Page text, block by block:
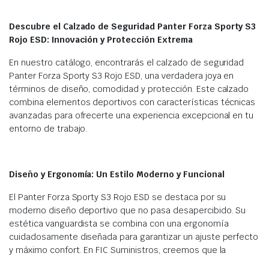
Descubre el Calzado de Seguridad Panter Forza Sporty S3
Rojo ESD: Innovación y Protección Extrema
En nuestro catálogo, encontrarás el calzado de seguridad
Panter Forza Sporty S3 Rojo ESD, una verdadera joya en
términos de diseño, comodidad y protección. Este calzado
combina elementos deportivos con características técnicas
avanzadas para ofrecerte una experiencia excepcional en tu
entorno de trabajo.
Diseño y Ergonomía: Un Estilo Moderno y Funcional
El Panter Forza Sporty S3 Rojo ESD se destaca por su
moderno diseño deportivo que no pasa desapercibido. Su
estética vanguardista se combina con una ergonomía
cuidadosamente diseñada para garantizar un ajuste perfecto
y máximo confort. En FIC Suministros, creemos que la